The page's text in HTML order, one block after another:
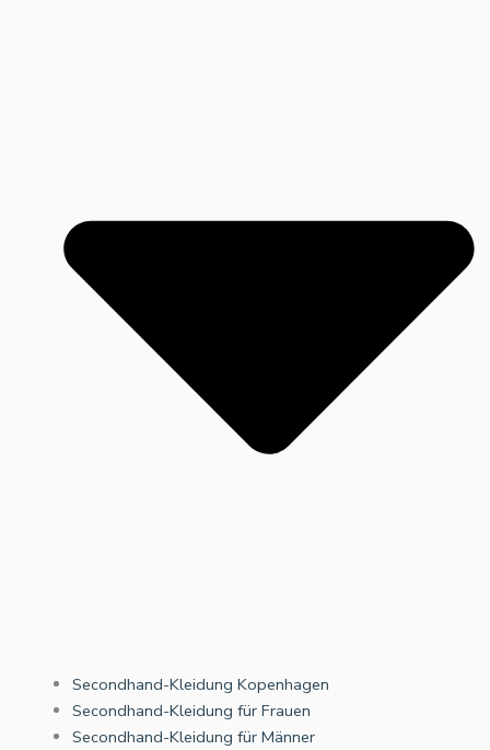
Secondhand-Kleidung Kopenhagen
Secondhand-Kleidung für Frauen
Secondhand-Kleidung für Männer